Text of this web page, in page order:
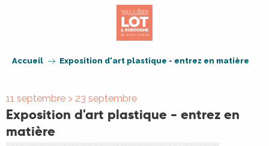
Accueil Exposition d'art plastique - entrez en matière
11 septembre > 23 septembre
Exposition d'art plastique - entrez en
matière